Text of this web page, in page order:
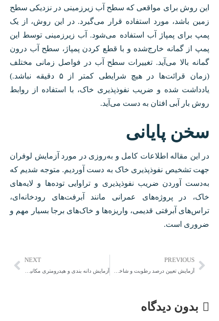
این روش برای مواقعی که سطح آب زیرزمینی در نزدیکی سطح
زمین باشد، مورد استفاده قرار می‌گیرد. در این روش، از یک
پمپ برای پمپاژ آب استفاده می‌شود. آب زیرزمینی توسط این
پمپ از گمانه خارج‌شده و با قطع کردن پمپاژ، سطح آب درون
گمانه بالا می‌آید. تغییرات سطح آب در فواصل زمانی مختلف
(زمان قرائت‌ها در هیچ شرایطی کمتر از ۵ دقیقه نباشد.)
یادداشت شده و ضریب نفوذپذیری خاک، با استفاده از روابط
روش بار آبی افتان به دست می‌آید.
سخن پایانی
در این مقاله اطلاعات کامل و به‌روزی در مورد آزمایش لوفران
جهت تشخیص نفوذپذیری خاک به دست آوردیم. متوجه شدیم که
به‌دست آوردن ضریب نفوذپذیری و تراوایی توده‌ها و لایه‌های
خاک، در پروژه‌های عمرانی مانند آبرفت‌های رودخانه‌ای،
تراس‌های آبرفتی قدیمی، واریزه‌ها و خاک‌های برجا بسیار مهم و
ضروری است.
PREVIOUS
NEXT
بدون دیدگاه